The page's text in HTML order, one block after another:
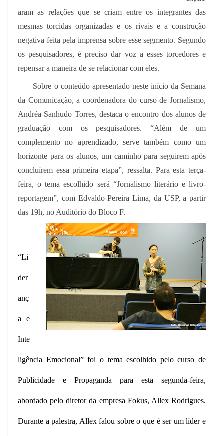
aram as relações que se criam entre os integrantes das
mesmas torcidas organizadas e os rivais e a construção
negativa feita pela imprensa sobre esse segmento. Segundo
os pesquisadores, é preciso dar voz a esses torcedores e
repensar a maneira de se relacionar com eles.
Sobre o conteúdo apresentado neste início da Semana
da Comunicação, a coordenadora do curso de Jornalismo,
Andréa Sanhudo Torres, destaca o encontro dos alunos de
graduação com os pesquisadores. “Além de um
complemento no aprendizado, serve também como um
horizonte para os alunos, um caminho para seguirem após
concluírem essa primeira etapa”, ressalta. Para esta terça-
feira, o tema escolhido será “Jornalismo literário e livro-
reportagem”, com Edvaldo Pereira Lima, da USP, a partir
das 19h, no Auditório do Bloco F.
“Li
der
anç
a e
Inte
ligência Emocional” foi o tema escolhido pelo curso de
Publicidade e Propaganda para esta segunda-feira,
abordado pelo diretor da empresa Fokus, Allex Rodrigues.
Durante a palestra, Allex falou sobre o que é ser um líder e